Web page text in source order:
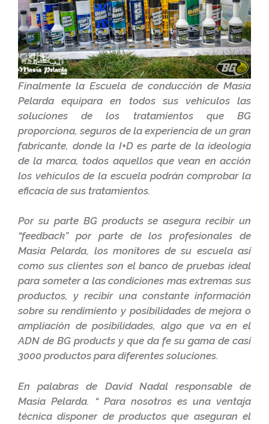
Finalmente la Escuela de conducción de Masía
Pelarda equipara en todos sus vehículos las
soluciones de los tratamientos que BG
proporciona, seguros de la experiencia de un gran
fabricante, donde la I+D es parte de la ideología
de la marca, todos aquellos que vean en acción
los vehículos de la escuela podrán comprobar la
eficacia de sus tratamientos.
Por su parte BG products se asegura recibir un
“feedback” por parte de los profesionales de
Masia Pelarda, los monitores de su escuela así
como sus clientes son el banco de pruebas ideal
para someter a las condiciones mas extremas sus
productos, y recibir una constante información
sobre su rendimiento y posibilidades de mejora o
ampliación de posibilidades, algo que va en el
ADN de BG products y que da fe su gama de casi
3000 productos para diferentes soluciones.
En palabras de David Nadal responsable de
Masia Pelarda. “ Para nosotros es una ventaja
técnica disponer de productos que aseguran el